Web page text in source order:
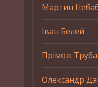
Мартин
Іван Белей
Прімож
Олександр